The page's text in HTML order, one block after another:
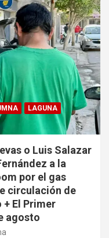
LAGUNA
o Luis Salazar
a la
por el gas
circulación de
El Primer
agosto